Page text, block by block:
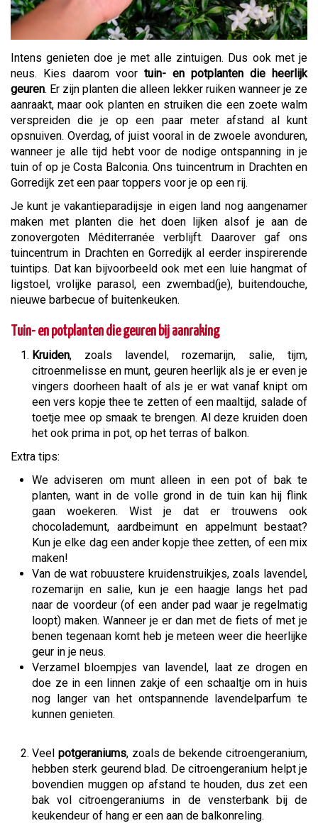
Intens genieten doe je met alle zintuigen. Dus ook met je
neus. Kies daarom voor tuin- en potplanten die heerlijk
geuren. Er zijn planten die alleen lekker ruiken wanneer je ze
aanraakt, maar ook planten en struiken die een zoete walm
verspreiden die je op een paar meter afstand al kunt
opsnuiven. Overdag, of juist vooral in de zwoele avonduren,
wanneer je alle tijd hebt voor de nodige ontspanning in je
tuin of op je Costa Balconia. Ons tuincentrum in Drachten en
Gorredijk zet een paar toppers voor je op een rij.
Je kunt je vakantieparadijsje in eigen land nog aangenamer
maken met planten die het doen lijken alsof je aan de
zonovergoten Méditerranée verblijft. Daarover gaf ons
tuincentrum in Drachten en Gorredijk al eerder inspirerende
tuintips. Dat kan bijvoorbeeld ook met een luie hangmat of
ligstoel, vrolijke parasol, een zwembad(je), buitendouche,
nieuwe barbecue of buitenkeuken.
Tuin- en potplanten die geuren bij aanraking
Kruiden, zoals lavendel, rozemarijn, salie, tijm,
citroenmelisse en munt, geuren heerlijk als je er even je
vingers doorheen haalt of als je er wat vanaf knipt om
een vers kopje thee te zetten of een maaltijd, salade of
toetje mee op smaak te brengen. Al deze kruiden doen
het ook prima in pot, op het terras of balkon.
Extra tips:
We adviseren om munt alleen in een pot of bak te
planten, want in de volle grond in de tuin kan hij flink
gaan woekeren. Wist je dat er trouwens ook
chocolademunt, aardbeimunt en appelmunt bestaat?
Kun je elke dag een ander kopje thee zetten, of een mix
maken!
Van de wat robuustere kruidenstruikjes, zoals lavendel,
rozemarijn en salie, kun je een haagje langs het pad
naar de voordeur (of een ander pad waar je regelmatig
loopt) maken. Wanneer je er dan met de fiets of met je
benen tegenaan komt heb je meteen weer die heerlijke
geur in je neus.
Verzamel bloempjes van lavendel, laat ze drogen en
doe ze in een linnen zakje of een schaaltje om in huis
nog langer van het ontspannende lavendelparfum te
kunnen genieten.
Veel potgeraniums, zoals de bekende citroengeranium,
hebben sterk geurend blad. De citroengeranium helpt je
bovendien muggen op afstand te houden, dus zet een
bak vol citroengeraniums in de vensterbank bij de
keukendeur of hang er een aan de balkonreling.